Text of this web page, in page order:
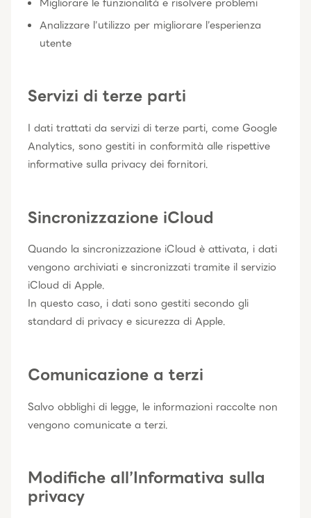
Analizzare l’utilizzo per migliorare l’esperienza
utente
Servizi di terze parti
I dati trattati da servizi di terze parti, come Google
Analytics, sono gestiti in conformità alle rispettive
informative sulla privacy dei fornitori.
Sincronizzazione iCloud
Quando la sincronizzazione iCloud è attivata, i dati
vengono archiviati e sincronizzati tramite il servizio
iCloud di Apple.
In questo caso, i dati sono gestiti secondo gli
standard di privacy e sicurezza di Apple.
Comunicazione a terzi
Salvo obblighi di legge, le informazioni raccolte non
vengono comunicate a terzi.
Modifiche all’Informativa sulla
privacy